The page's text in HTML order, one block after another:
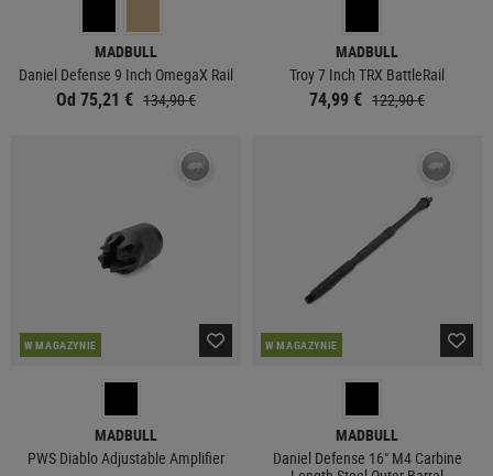
MADBULL
Daniel Defense 9 Inch OmegaX Rail
Od 75,21 € 134,90 €
MADBULL
Troy 7 Inch TRX BattleRail
74,99 € 122,90 €
W MAGAZYNIE
MADBULL
PWS Diablo Adjustable Amplifier
W MAGAZYNIE
MADBULL
Daniel Defense 16" M4 Carbine